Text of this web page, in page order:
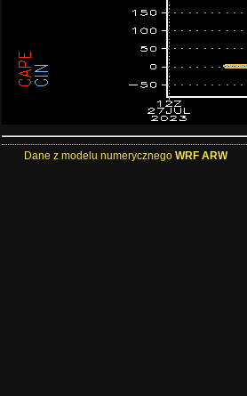
Dane z modelu numerycznego WRF ARW